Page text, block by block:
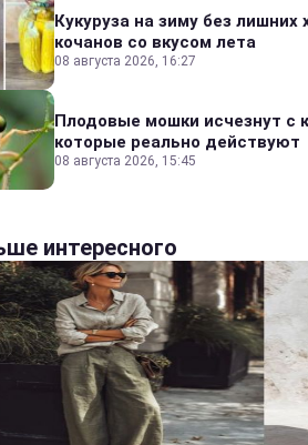
Кукуруза на зиму без
кочанов со вкусом лета
08 августа 2026, 16:27
Плодовые мошки исчезнут с
которые реально действуют
08 августа 2026, 15:45
интересного